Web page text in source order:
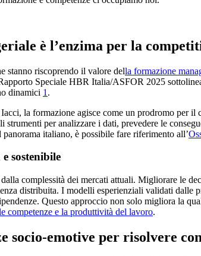
è l’enzima per la
stanno riscoprendo il valore della formazione
Speciale HBR Italia/ASFOR 2025
dinamici 1 .
la formazione agisce come un prodromo per
per analizzare i dati, prevedere le
italiano, è possibile fare riferimento all’
sostenibile
complessità dei mercati attuali. Migliorare le
distribuita. I modelli esperienziali validati dalle
Questo approccio non solo migliora la
competenze e la produttività del lavoro.
socio-emotive per risolvere